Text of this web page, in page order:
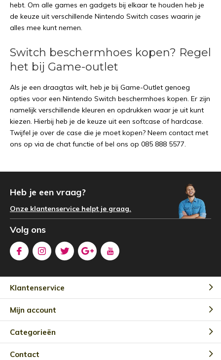
hebt. Om alle games en gadgets bij elkaar te houden heb je
de keuze uit verschillende Nintendo Switch cases waarin je
alles mee kunt nemen.
Switch beschermhoes kopen? Regel
het bij Game-outlet
Als je een draagtas wilt, heb je bij Game-Outlet genoeg
opties voor een Nintendo Switch beschermhoes kopen. Er zijn
namelijk verschillende kleuren en opdrukken waar je uit kunt
kiezen. Hierbij heb je de keuze uit een softcase of hardcase.
Twijfel je over de case die je moet kopen? Neem contact met
ons op via de chat functie of bel ons op 085 888 5577.
Heb je een vraag?
Onze klantenservice helpt je graag.
Volg ons
Klantenservice
Mijn account
Categorieën
Contact